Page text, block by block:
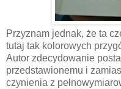
Przyznam jednak, że ta
tutaj tak kolorowych
Autor zdecydowanie
przedstawionemu i
czynienia z